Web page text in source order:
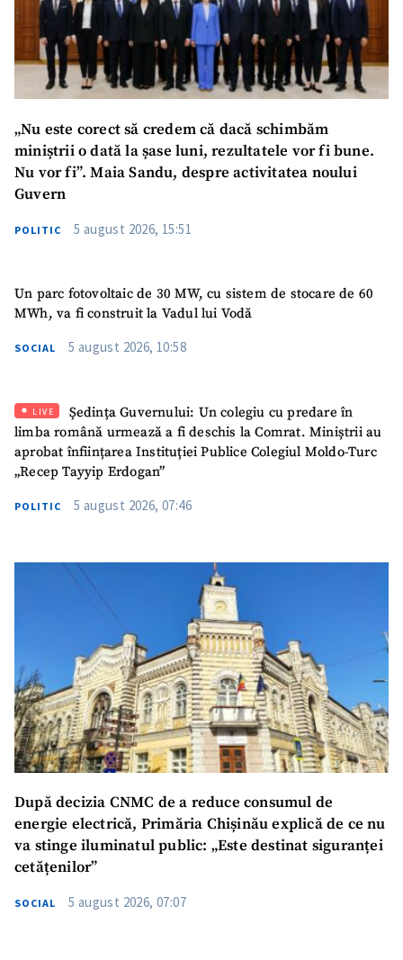
„Nu este corect să credem că dacă schimbăm
miniștrii o dată la șase luni, rezultatele vor fi bune.
Nu vor fi”. Maia Sandu, despre activitatea noului
Guvern
POLITIC 5 august 2026, 15:51
Un parc fotovoltaic de 30 MW, cu sistem de stocare de 60
MWh, va fi construit la Vadul lui Vodă
SOCIAL 5 august 2026, 10:58
LIVE
Ședința Guvernului: Un colegiu cu predare în
limba română urmează a fi deschis la Comrat. Miniștrii au
aprobat înființarea Instituției Publice Colegiul Moldo-Turc
„Recep Tayyip Erdogan”
POLITIC 5 august 2026, 07:46
După decizia CNMC de a reduce consumul de
energie electrică, Primăria Chișinău explică de ce nu
va stinge iluminatul public: „Este destinat siguranței
cetățenilor”
SOCIAL 5 august 2026, 07:07